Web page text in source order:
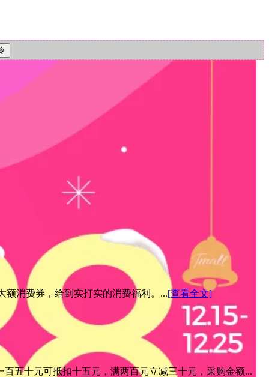
额消费券，给到实打实的消费福利。...[查看全文]
五十元可抵扣十五元，满两百元立减三十元，采购金额...